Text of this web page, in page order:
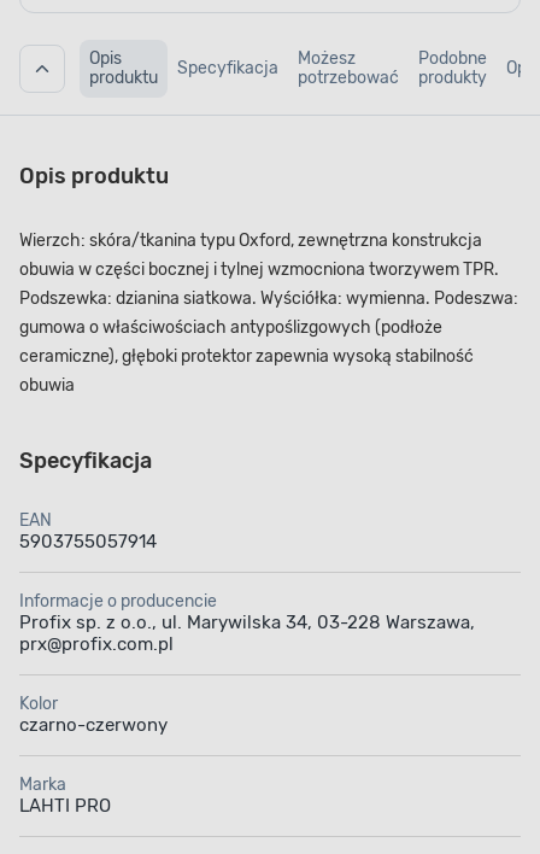
Opis
produktu
Specyfikacja
Możesz
potrzebować
Podobne
produkty
Opis produktu
Wierzch: skóra/tkanina typu Oxford, zewnętrzna konstrukcja
obuwia w części bocznej i tylnej wzmocniona tworzywem TPR.
Podszewka: dzianina siatkowa. Wyściółka: wymienna. Podeszwa:
gumowa o właściwościach antypoślizgowych (podłoże
ceramiczne), głęboki protektor zapewnia wysoką stabilność
obuwia
Specyfikacja
EAN
5903755057914
Informacje o producencie
Profix sp. z o.o., ul. Marywilska 34, 03-228 Warszawa,
prx@profix.com.pl
Kolor
czarno-czerwony
Marka
LAHTI PRO